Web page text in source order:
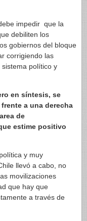
impedir que la
debiliten los
gobiernos del bloque
corrigiendo las
político y
en síntesis, se
a una derecha
de
estime positivo
y muy
llevó a cabo, no
movilizaciones
que hay que
a través de